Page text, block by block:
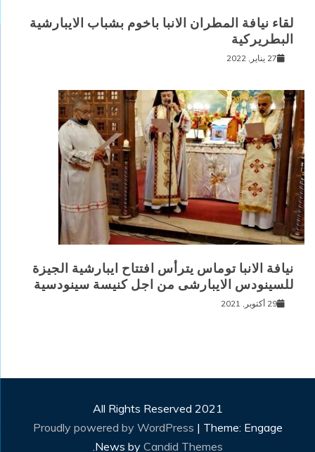
لقاء نيافة المطران الانبا باخوم بشباب الايبارشية
البطريركية
27 يناير, 2022
نيافة الانبا توماس يترأس افتتاح ايبارشية الجيزة
للسينودس الايبارشى من اجل كنيسة سينودسية
29 أكتوبر, 2021
All Rights Reserved 2021
Proudly powered by WordPress | Theme: Engage
News by Candid Themes
.